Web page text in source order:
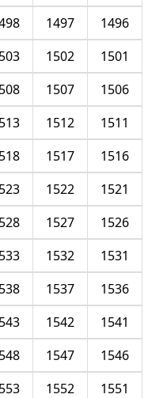
1496
1497
1501
1502
1506
1507
1511
1512
1516
1517
1521
1522
1526
1527
1531
1532
1536
1537
1541
1542
1546
1547
1551
1552